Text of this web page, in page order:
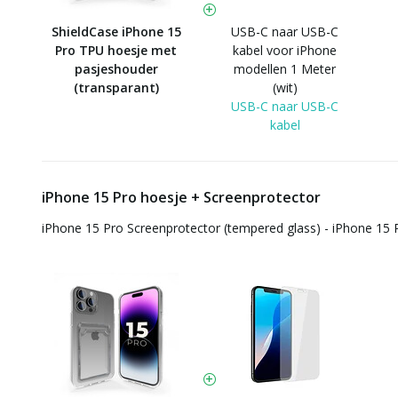
ShieldCase iPhone 15
Pro TPU hoesje met
pasjeshouder
(transparant)
USB-C naar USB-C
kabel voor iPhone
modellen 1 Meter
(wit)
USB-C naar USB-C
kabel
iPhone 15 Pro hoesje + Screenprotector
iPhone 15 Pro Screenprotector (tempered glass) - iPhone 15